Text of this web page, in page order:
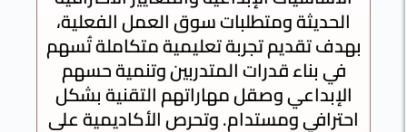
دورات متكاملة في التصميم
الجرافيكي والمونتاج تمنحك
مهارات احترافية في إنشاء
تصاميم جذابة وإنتاج
الحديثة ومتطلبات سوق العمل الفعلية،
تقديم تجربة تعليمية متكاملة تُسهم
في بناء قدرات المتدربين وتنمية حسهم
الإبداعي وصقل مهاراتهم التقنية بشكل
احترافي ومستدام. وتحرص الأكاديمية على